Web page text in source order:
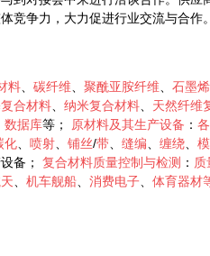
竞争力，大力促进行业交流与合作。
料 碳纤维 聚酰亚胺纤维 石墨烯
合材料 纳米复合材料 天然纤维
数据库等； 原材料及其生产设备 ：
化 喷射 铺丝/带 缝编 缠绕
备； 复合材料质量控制与检测 ：
机车舰船 消费电子 体育器材